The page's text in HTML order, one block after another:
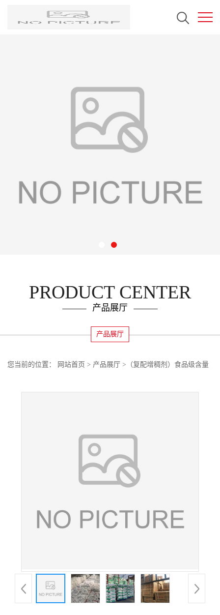
PRODUCT CENTER
产品展厅
产品展厅
您当前的位置： 网站首页 > 产品展厅 > （复配增稠剂）食品级含量